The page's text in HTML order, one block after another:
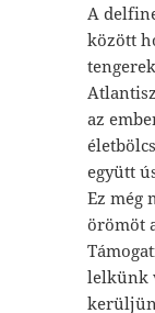
A
között
az
együtt
Ez még
örömöt
lelkünk